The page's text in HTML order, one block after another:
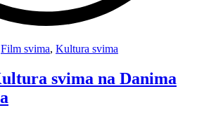
Film svima, Kultura svima
svima na Danima